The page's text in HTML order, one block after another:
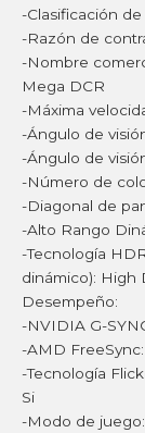
-Clasificación
-Razón de
-Nombre
Mega DCR
-Máxima
-Ángulo de
-Ángulo de
-Número de
-Diagonal de
-Alto Rango
-Tecnología
dinámico): High
Desempeño:
-NVIDIA G-
-AMD
-Tecnología
Si
-Modo de